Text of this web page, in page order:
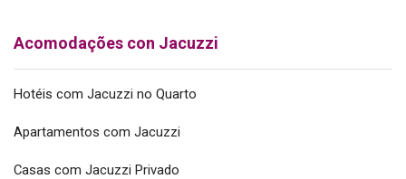
Acomodações con Jacuzzi
Hotéis com Jacuzzi no Quarto
Apartamentos com Jacuzzi
Casas com Jacuzzi Privado